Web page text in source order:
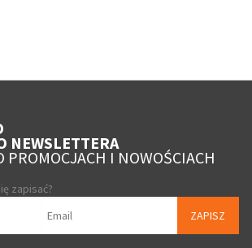
NEWSLETTERA
PROMOCJACH I NOWOŚCIACH
zapisać?
ZAPISZ